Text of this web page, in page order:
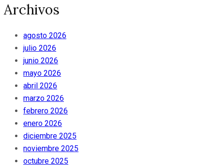
Archivos
agosto 2026
julio 2026
junio 2026
mayo 2026
abril 2026
marzo 2026
febrero 2026
enero 2026
diciembre 2025
noviembre 2025
octubre 2025